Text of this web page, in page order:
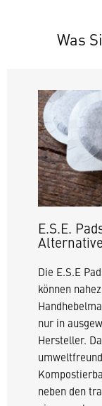
Was
E.S.E.
Die E.S.E
können
nur in
Hersteller.
neben den